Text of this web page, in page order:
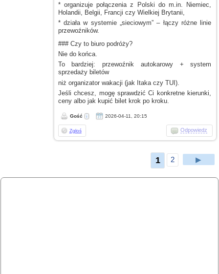
* organizuje połączeniaz Polski do m.in. Niemiec,
Holandii, Belgii, Francji czy Wielkiej Brytanii,
* działaw systemie„sieciowym” – łączy różne linie
przewoźników.
### Czy to biuro podróży?
Nie do końca.
To bardziej: przewoźnik autokarowy + system
sprzedaży biletów
niż organizator wakacji (jak Itaka czy TUI).
Jeśli chcesz, mogę sprawdzić Ci konkretne kierunki,
ceny albo jak kupić bilet krok po kroku.
Gość 2026-04-11, 20:15
Zgłoś Odpowiedz
1 2 ▶